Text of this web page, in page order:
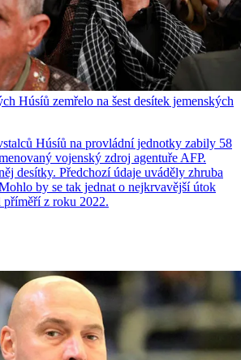
Húsíů zemřelo na šest desítek jemenských
Húsíů na provládní jednotky zabily 58
vojenský zdroj agentuře AFP.
desítky. Předchozí údaje uváděly zhruba
by se tak jednat o nejkrvavější útok
příměří z roku 2022.